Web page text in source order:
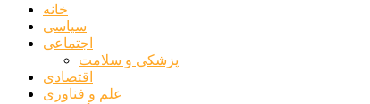
خانه
سیاسی
اجتماعی
پزشکی و سلامت
اقتصادی
علم و فناوری